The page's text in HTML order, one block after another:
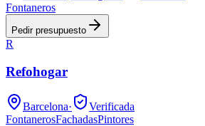
Fontaneros
Pedir presupuesto
R
Refohogar
Barcelona·
Verificada
FontanerosFachadasPintores